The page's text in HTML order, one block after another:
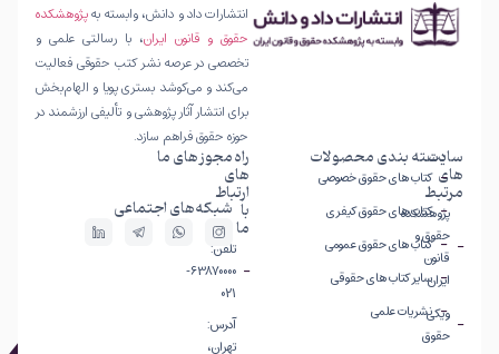
انتشارات داد و دانش، وابسته بهپژوهشکده
حقوق و قانون ایران، با رسالتی علمی و
تخصصی در عرصه نشر کتب حقوقی فعالیت
می‌کند و می‌کوشد بستری پویا و الهام‌بخش
برای انتشار آثار پژوهشی و تألیفی ارزشمند در
حوزه حقوق فراهم سازد.
سایت
های
مرتبط
پژوهشکده
حقوق و
قانون
ایران
ویکی
حقوق
دسته بندی محصولات
کتاب های حقوق خصوصی
کتاب های حقوق کیفری
کتاب های حقوق عمومی
سایر کتاب های حقوقی
نشریات علمی
راه
های
ارتباط
با
ما
تلفن:
63870000-
021
آدرس:
تهران،
مجوز های ما
شبکه‌های اجتماعی